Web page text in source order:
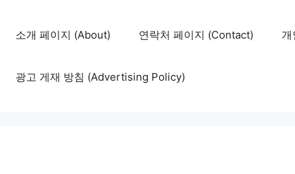
소개 페이지 (About) 연락처 페이지 (Contact)
광고 게재 방침 (Advertising Policy)